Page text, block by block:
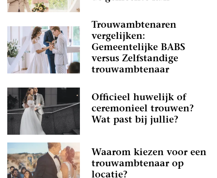
Trouwambtenaren
vergelijken:
Gemeentelijke BABS
versus Zelfstandige
trouwambtenaar
Officieel huwelijk of
ceremonieel trouwen?
Wat past bij jullie?
Waarom kiezen voor een
trouwambtenaar op
locatie?